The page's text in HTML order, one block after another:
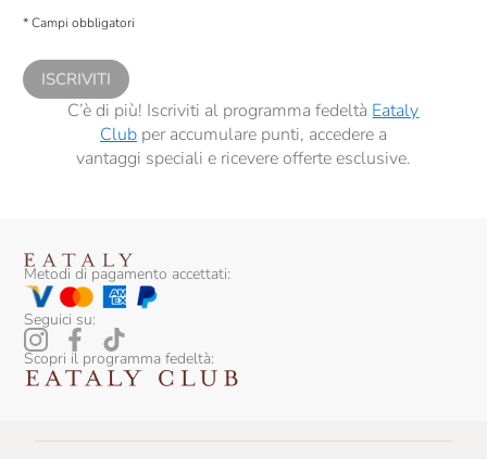
comunicazioni commerciali personalizzate, in caso di consenso prestato ai
* Campi obbligatori
ISCRIVITI
C’è di più! Iscriviti al programma fedeltà Eataly
Clubper accumulare punti, accedere a
vantaggi speciali e ricevere offerte esclusive.
Metodi di pagamento accettati:
Seguici su:
Scopri il programma fedeltà: